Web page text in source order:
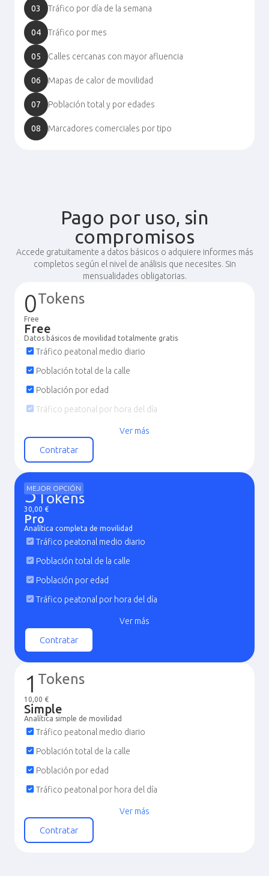
03 Tráfico por día de la semana
04 Tráfico por mes
05 Calles cercanas con mayor afluencia
06 Mapas de calor de movilidad
07 Población total y por edades
08 Marcadores comerciales por tipo
Pago por uso, sin
compromisos
Accede gratuitamente a datos básicos o adquiere informes más
completos según el nivel de análisis que necesites. Sin
mensualidades obligatorias.
0Tokens
Free
Free
Datos básicos de movilidad totalmente gratis
Tráfico peatonal medio diario
Población total de la calle
Población por edad
Tráfico peatonal por hora del día
Tráfico peatonal por día de la semana
Tráfico peatonal por mes
Tráfico peatonal por motivo de desplazamiento
Calles cercanas con mayor tráfico
Población por género y edad
Marcadores comerciales por tipo
Ver más
Contratar
3Tokens
MEJOR OPCIÓN
30,00 €
Pro
Analítica completa de movilidad
Tráfico peatonal medio diario
Población total de la calle
Población por edad
Tráfico peatonal por hora del día
Tráfico peatonal por día de la semana
Tráfico peatonal por mes
Tráfico peatonal por motivo de desplazamiento
Calles cercanas con mayor tráfico
Marcadores comerciales por tipo
Ver más
Contratar
1 Tokens
10,00 €
Simple
Analítica simple de movilidad
Tráfico peatonal medio diario
Población total de la calle
Población por edad
Tráfico peatonal por hora del día
Tráfico peatonal por día de la semana
Tráfico peatonal por mes
Tráfico peatonal por motivo de desplazamiento
Ver más
Contratar